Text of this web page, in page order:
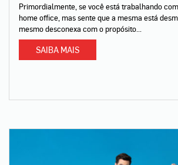
Primordialmente, se você está trabalhando
home office, mas sente que a mesma está
mesmo desconexa com o propósito...
SAIBA MAIS